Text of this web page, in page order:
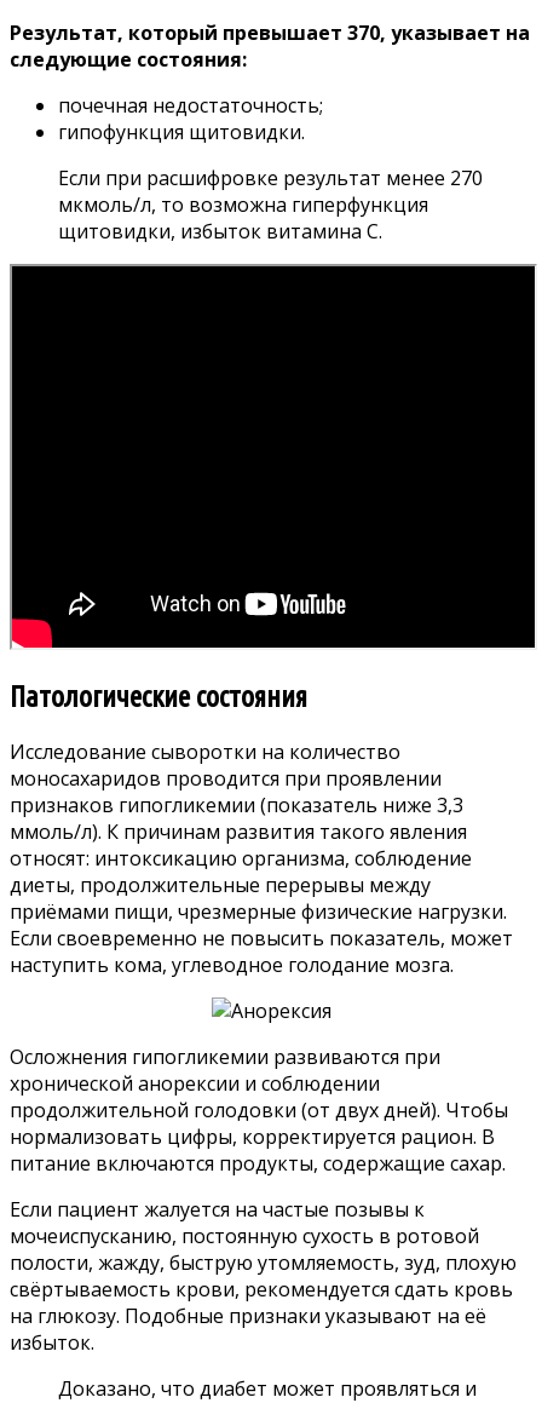
Результат, который превышает 370, указывает на
следующие состояния:
почечная недостаточность;
гипофункция щитовидки.
Если при расшифровке результат менее 270
мкмоль/л, то возможна гиперфункция
щитовидки, избыток витамина С.
Патологические состояния
Исследование сыворотки на количество
моносахаридов проводится при проявлении
признаков гипогликемии (показатель ниже 3,3
ммоль/л). К причинам развития такого явления
относят: интоксикацию организма, соблюдение
диеты, продолжительные перерывы между
приёмами пищи, чрезмерные физические нагрузки.
Если своевременно не повысить показатель, может
наступить кома, углеводное голодание мозга.
Осложнения гипогликемии развиваются при
хронической анорексии и соблюдении
продолжительной голодовки (от двух дней). Чтобы
нормализовать цифры, корректируется рацион. В
питание включаются продукты, содержащие сахар.
Если пациент жалуется на частые позывы к
мочеиспусканию, постоянную сухость в ротовой
полости, жажду, быструю утомляемость, зуд, плохую
свёртываемость крови, рекомендуется сдать кровь
на глюкозу. Подобные признаки указывают на её
избыток.
Доказано, что диабет может проявляться и